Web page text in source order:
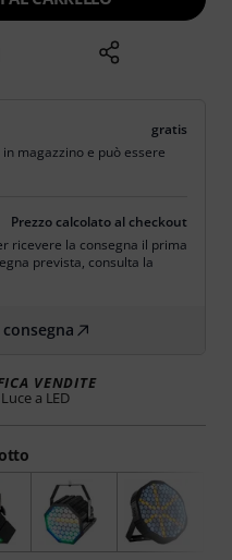
gratis
magazzino e può essere
Prezzo calcolato al checkout
ricevere la consegna il prima
prevista, consulta la
VENDITE
a LED